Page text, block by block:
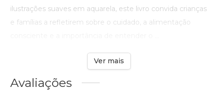
ilustrações suaves em aquarela, este livro convida crianças
e famílias a refletirem sobre o cuidado, a alimentação
Ver mais
Avaliações